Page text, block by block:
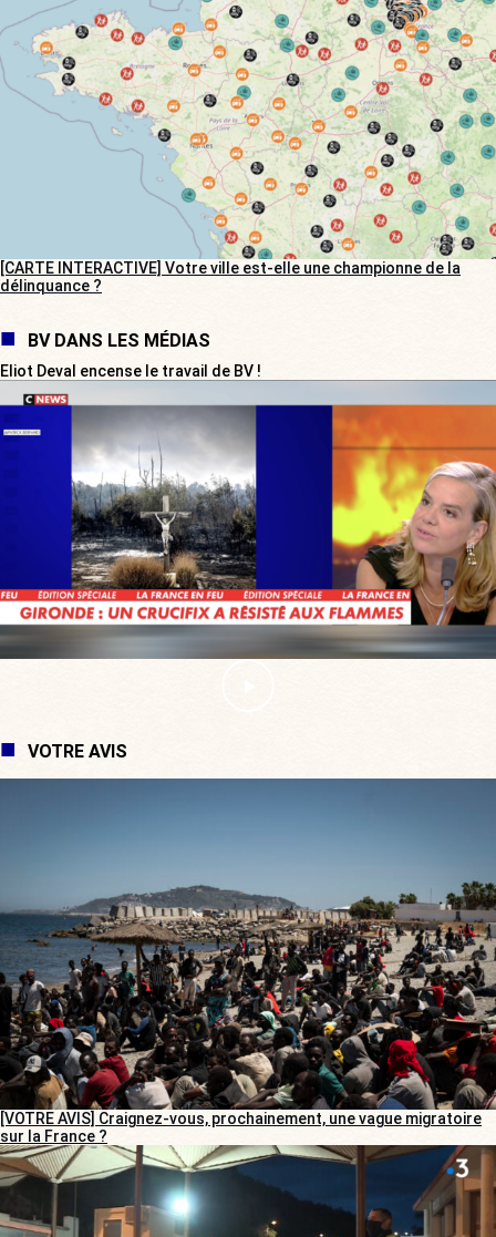
[CARTE INTERACTIVE] Votre ville est-elle une championne de la
délinquance ?
BV DANS LES MÉDIAS
Eliot Deval encense le travail de BV !
VOTRE AVIS
[VOTRE AVIS] Craignez-vous, prochainement, une vague migratoire
sur la France ?